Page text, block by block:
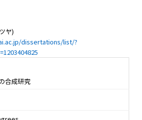
ヤ)
dissertations/list/?
合成研究